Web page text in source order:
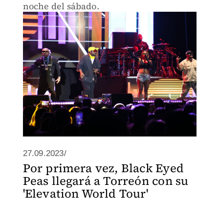
noche del sábado.
27.09.2023/
Por primera vez, Black Eyed
Peas llegará a Torreón con su
'Elevation World Tour'